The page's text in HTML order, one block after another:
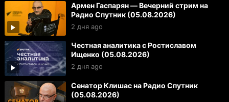
Армен Гаспарян — Вечерний стрим на
Радио Спутник (05.08.2026)
2 дня ago
Честная аналитика с Ростиславом
Ищенко (05.08.2026)
2 дня ago
Сенатор Клишас на Радио Спутник
(05.08.2026)